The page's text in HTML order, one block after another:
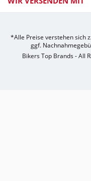
*Alle Preise verstehen sich
ggf.
Bikers Top Brands - All